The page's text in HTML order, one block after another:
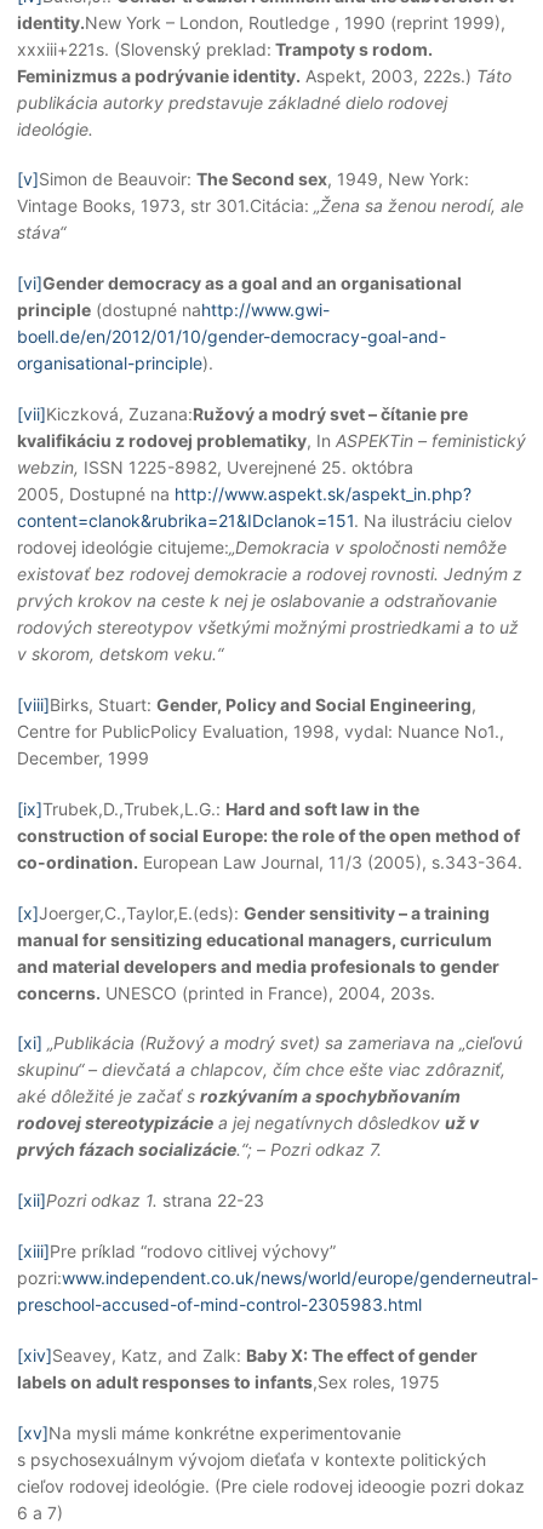
identity.New York – London, Routledge , 1990 (reprint 1999),
xxxiii+221s. (Slovenský preklad: Trampoty s rodom.
Feminizmus a podrývanie identity. Aspekt, 2003, 222s.) Táto
publikácia autorky predstavuje základné dielo rodovej
ideológie.
[v]Simon de Beauvoir: The Second sex, 1949, New York:
Vintage Books, 1973, str 301.Citácia: „Žena sa ženou nerodí, ale
stáva“
[vi]Gender democracy as a goal and an organisational
principle (dostupné nahttp://www.gwi-
boell.de/en/2012/01/10/gender-democracy-goal-and-
organisational-principle).
[vii]Kiczková, Zuzana:Ružový a modrý svet– čítanie pre
kvalifikáciu z rodovej problematiky, In ASPEKTin – feministický
webzin, ISSN 1225-8982, Uverejnené 25. októbra
2005, Dostupné na http://www.aspekt.sk/aspekt_in.php?
content=clanok&rubrika=21&IDclanok=151. Na ilustráciu cielov
rodovej ideológie citujeme:„Demokracia v spoločnosti nemôže
existovať bez rodovej demokracie a rodovej rovnosti. Jedným z
prvých krokov na ceste k nej je oslabovanie a odstraňovanie
rodových stereotypov všetkými možnými prostriedkami a to už
v skorom, detskom veku.“
[viii]Birks, Stuart: Gender, Policy and Social Engineering,
Centre for PublicPolicy Evaluation, 1998, vydal: Nuance No1.,
December, 1999
[ix]Trubek,D.,Trubek,L.G.: Hard and soft law in the
construction of social Europe: the role of the open method of
co-ordination. European Law Journal, 11/3 (2005), s.343-364.
[x]Joerger,C.,Taylor,E.(eds): Gender sensitivity – a training
manual for sensitizing educational managers, curriculum
and material developers and media profesionals to gender
concerns. UNESCO (printed in France), 2004, 203s.
[xi] „Publikácia (Ružový a modrý svet) sa zameriava na „cieľovú
skupinu“ – dievčatá a chlapcov, čím chce ešte viac zdôrazniť,
aké dôležité je začať s rozkývaním a spochybňovaním
rodovej stereotypizácie a jej negatívnych dôsledkov už v
prvých fázach socializácie.“; – Pozri odkaz 7.
[xii]Pozri odkaz 1. strana 22-23
[xiii]Pre príklad “rodovo citlivej výchovy”
pozri:www.independent.co.uk/news/world/europe/genderneutral-
preschool-accused-of-mind-control-2305983.html
[xiv]Seavey, Katz, and Zalk: Baby X: The effect of gender
labels on adult responses to infants,Sex roles, 1975
[xv]Na mysli máme konkrétne experimentovanie
s psychosexuálnym vývojom dieťaťa v kontexte politických
cieľov rodovej ideológie. (Pre ciele rodovej ideoogie pozri dokaz
6 a 7)